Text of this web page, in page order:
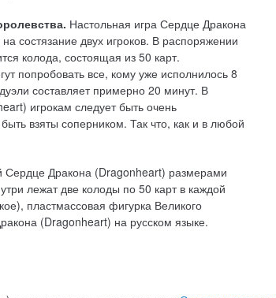
Настольная игра Сердце Дракона
состязание двух игроков. В распоряжении
колода, состоящая из 50 карт.
попробовать все, кому уже исполнилось 8
составляет примерно 20 минут. В
игрокам следует быть очень
взяты соперником. Так что, как и в любой
Сердце Дракона (Dragonheart) размерами
лежат две колоды по 50 карт в каждой
пластмассовая фигурка Великого
(Dragonheart) на русском языке.